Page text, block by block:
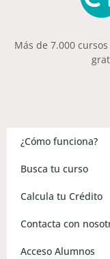
Más de 7.000
¿Cómo funciona?
Busca tu curso
Calcula tu Crédito
Contacta con
Acceso Alumnos